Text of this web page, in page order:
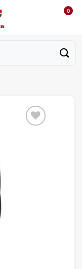
0